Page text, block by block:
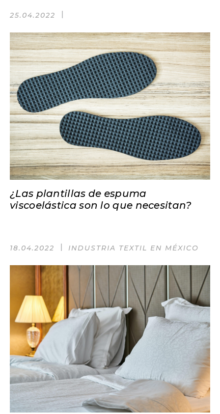
25.04.2022
¿Las plantillas de espuma
viscoelástica son lo que necesitan?
18.04.2022 INDUSTRIA TEXTIL EN MÉXICO